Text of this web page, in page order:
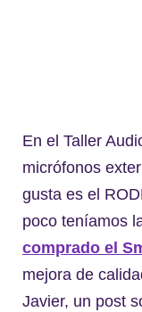
En el Taller
micrófonos
gusta es el
poco teníamos
comprado el
mejora de
Javier, un post